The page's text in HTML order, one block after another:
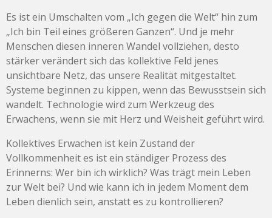
Es ist ein Umschalten vom „Ich gegen die Welt“ hin zum
„Ich bin Teil eines größeren Ganzen“. Und je mehr
Menschen diesen inneren Wandel vollziehen, desto
stärker verändert sich das kollektive Feld jenes
unsichtbare Netz, das unsere Realität mitgestaltet.
Systeme beginnen zu kippen, wenn das Bewusstsein sich
wandelt. Technologie wird zum Werkzeug des
Erwachens, wenn sie mit Herz und Weisheit geführt wird.
Kollektives Erwachen ist kein Zustand der
Vollkommenheit es ist ein ständiger Prozess des
Erinnerns: Wer bin ich wirklich? Was trägt mein Leben
zur Welt bei? Und wie kann ich in jedem Moment dem
Leben dienlich sein, anstatt es zu kontrollieren?